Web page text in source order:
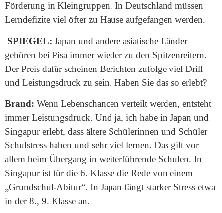
Förderung in Kleingruppen. In Deutschland müssen
Lerndefizite viel öfter zu Hause aufgefangen werden.
SPIEGEL: Japan und andere asiatische Länder
gehören bei Pisa immer wieder zu den Spitzenreitern.
Der Preis dafür scheinen Berichten zufolge viel Drill
und Leistungsdruck zu sein. Haben Sie das so erlebt?
Brand: Wenn Lebenschancen verteilt werden, entsteht
immer Leistungsdruck. Und ja, ich habe in Japan und
Singapur erlebt, dass ältere Schülerinnen und Schüler
Schulstress haben und sehr viel lernen. Das gilt vor
allem beim Übergang in weiterführende Schulen. In
Singapur ist für die 6. Klasse die Rede von einem
„Grundschul-Abitur“. In Japan fängt starker Stress etwa
in der 8., 9. Klasse an.